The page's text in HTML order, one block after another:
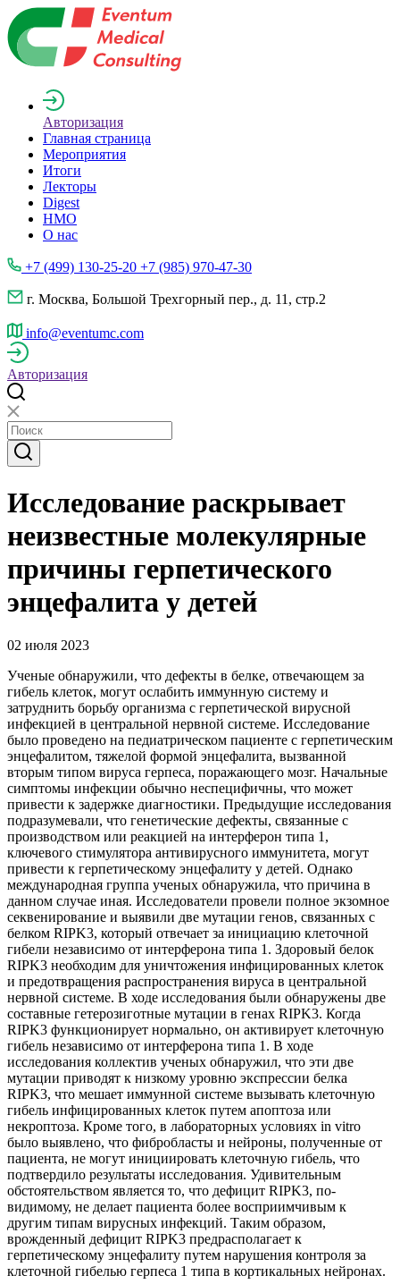
Авторизация
Главная страница
Мероприятия
Итоги
Лекторы
Digest
НМО
О нас
+7 (499) 130-25-20 +7 (985) 970-47-30
г. Москва, Большой Трехгорный пер., д. 11, стр.2
info@eventumc.com
Авторизация
Исследование раскрывает
неизвестные молекулярные
причины герпетического
энцефалита у детей
02 июля 2023
Ученые обнаружили, что дефекты в белке, отвечающем за
гибель клеток, могут ослабить иммунную систему и
затруднить борьбу организма с герпетической вирусной
инфекцией в центральной нервной системе. Исследование
было проведено на педиатрическом пациенте с герпетическим
энцефалитом, тяжелой формой энцефалита, вызванной
вторым типом вируса герпеса, поражающего мозг. Начальные
симптомы инфекции обычно неспецифичны, что может
привести к задержке диагностики. Предыдущие исследования
подразумевали, что генетические дефекты, связанные с
производством или реакцией на интерферон типа 1,
ключевого стимулятора антивирусного иммунитета, могут
привести к герпетическому энцефалиту у детей. Однако
международная группа ученых обнаружила, что причина в
данном случае иная. Исследователи провели полное экзомное
секвенирование и выявили две мутации генов, связанных с
белком RIPK3, который отвечает за инициацию клеточной
гибели независимо от интерферона типа 1. Здоровый белок
RIPK3 необходим для уничтожения инфицированных клеток
и предотвращения распространения вируса в центральной
нервной системе. В ходе исследования были обнаружены две
составные гетерозиготные мутации в генах RIPK3. Когда
RIPK3 функционирует нормально, он активирует клеточную
гибель независимо от интерферона типа 1. В ходе
исследования коллектив ученых обнаружил, что эти две
мутации приводят к низкому уровню экспрессии белка
RIPK3, что мешает иммунной системе вызывать клеточную
гибель инфицированных клеток путем апоптоза или
некроптоза. Кроме того, в лабораторных условиях in vitro
было выявлено, что фибробласты и нейроны, полученные от
пациента, не могут инициировать клеточную гибель, что
подтвердило результаты исследования. Удивительным
обстоятельством является то, что дефицит RIPK3, по-
видимому, не делает пациента более восприимчивым к
другим типам вирусных инфекций. Таким образом,
врожденный дефицит RIPK3 предрасполагает к
герпетическому энцефалиту путем нарушения контроля за
клеточной гибелью герпеса 1 типа в кортикальных нейронах.